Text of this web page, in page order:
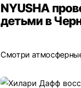
NYUSHA
детьми в
Смотри